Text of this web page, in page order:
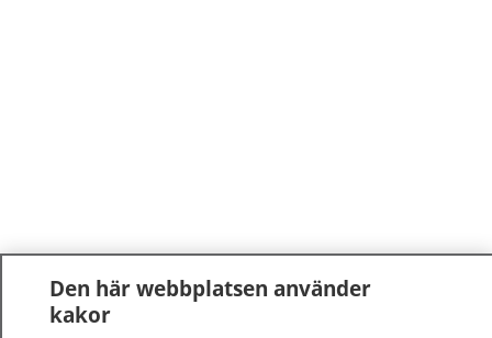
Den här webbplatsen använder
kakor